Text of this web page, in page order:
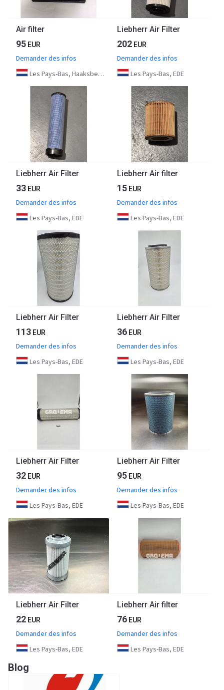
Air filter
95 EUR
Demander des infos
Les Pays-Bas, Haaksbergen
Liebherr Air Filter
202 EUR
Demander des infos
Les Pays-Bas, EDE
Liebherr Air Filter
33 EUR
Demander des infos
Les Pays-Bas, EDE
Liebherr Air filter
15 EUR
Demander des infos
Les Pays-Bas, EDE
Liebherr Air Filter
113 EUR
Demander des infos
Les Pays-Bas, EDE
Liebherr Air Filter
36 EUR
Demander des infos
Les Pays-Bas, EDE
Liebherr Air Filter
32 EUR
Demander des infos
Les Pays-Bas, EDE
Liebherr Air Filter
95 EUR
Demander des infos
Les Pays-Bas, EDE
Liebherr Air Filter
22 EUR
Demander des infos
Les Pays-Bas, EDE
Liebherr Air filter
76 EUR
Demander des infos
Les Pays-Bas, EDE
Blog